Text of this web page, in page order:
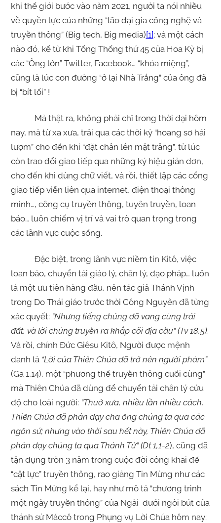
khi thế giới bước vào năm 2021, người ta nói nhiều
về quyền lực của những “lão đại gia công nghệ và
truyền thông” (Big tech, Big media)[1]; và một cách
nào đó, kể từ khi Tổng Thống thứ 45 của Hoa Kỳ bị
các “Ông lớn” Twitter, Facebook… “khóa miệng”,
cũng là lúc con đường “ở lại Nhà Trắng” của ông đã
bị “bít lối” !
Mà thật ra, không phải chỉ trong thời đại hôm
nay, mà từ xa xưa, trải qua các thời kỳ “hoang sơ hái
lượm” cho đến khi “đặt chân lên mặt trăng”, từ lúc
còn trao đổi giao tiếp qua những ký hiệu giản đơn,
cho đến khi dùng chữ viết, và rồi, thiết lập các cổng
giao tiếp viễn liên qua internet, điện thoại thông
minh…, công cụ truyền thông, tuyên truyền, loan
báo… luôn chiếm vị trí và vai trò quan trọng trong
các lãnh vực cuộc sống.
Đặc biệt, trong lãnh vực niềm tin Kitô, việc
loan báo, chuyển tải giáo lý, chân lý, đạo pháp… luôn
là một ưu tiên hàng đầu, nên tác giả Thánh Vịnh
trong Do Thái giáo trước thời Công Nguyên đã từng
xác quyết: “Nhưng tiếng chúng đã vang cùng trái
đất, và lời chúng truyền ra khắp cõi địa cầu” (Tv 18,5).
Và rồi, chính Đức Giêsu Kitô, Người được mệnh
danh là “Lời của Thiên Chúa đã trở nên người phàm”
(Ga 1,14), một “phương thế truyền thông cuối cùng”
mà Thiên Chúa đã dùng để chuyển tải chân lý cứu
độ cho loài người: “Thuở xưa, nhiều lần nhiều cách,
Thiên Chúa đã phán dạy cha ông chúng ta qua các
ngôn sứ; nhưng vào thời sau hết này, Thiên Chúa đã
phán dạy chúng ta qua Thánh Tử” (Dt 1,1-2), cũng đã
tận dụng tròn 3 năm trong cuộc đời công khai để
“cật lực” truyền thông, rao giảng Tin Mừng như các
sách Tin Mừng kể lại, hay như mô tả “chương trình
một ngày truyền thông” của Ngài dưới ngòi bút của
thánh sử Máccô trong Phụng vụ Lời Chúa hôm nay: